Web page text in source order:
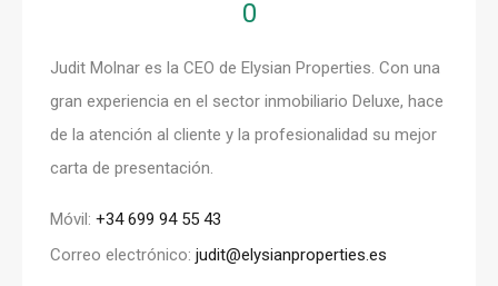
0
Judit Molnar es la CEO de Elysian Properties. Con una
gran experiencia en el sector inmobiliario Deluxe, hace
de la atención al cliente y la profesionalidad su mejor
carta de presentación.
Móvil: +34 699 94 55 43
Correo electrónico: judit@elysianproperties.es